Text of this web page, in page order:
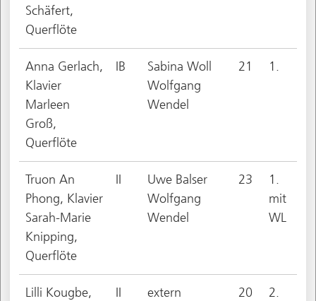
Schäfert,
Querflöte
Anna Gerlach,
Klavier
Marleen
Groß,
Querflöte
IB
Sabina Woll
Wolfgang
Wendel
21 1.
Truon An
Phong, Klavier
Sarah-Marie
Knipping,
Querflöte
II
Uwe Balser
Wolfgang
Wendel
23
1.
mit
WL
Lilli Kougbe,
II
extern
20 2.